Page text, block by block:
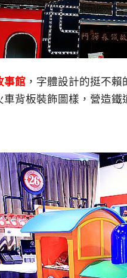
事館 ，字體設計的挺不
車背板裝飾圖樣，營造